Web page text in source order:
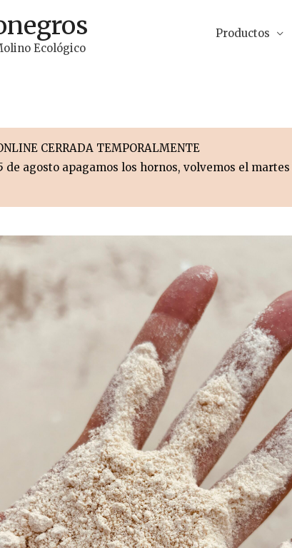
Ecológico
Productos
CERRADA TEMPORALMENTE
de agosto apagamos los hornos, volvemos el